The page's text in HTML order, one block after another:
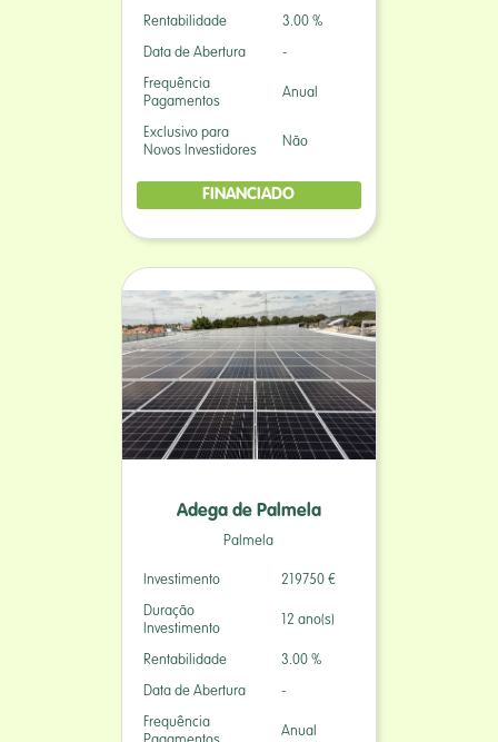
Rentabilidade 3.00 %
Data de Abertura -
Frequência
Pagamentos
Anual
Exclusivo para
Novos Investidores
Não
FINANCIADO
Adega de Palmela
Palmela
Investimento 219750 €
Duração
Investimento
12 ano(s)
Rentabilidade 3.00 %
Data de Abertura -
Frequência
Anual